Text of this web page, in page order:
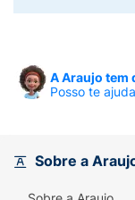
ajudam a
Histórias
de pessoas
Com mais
"Pare de Se
A Araujo tem
Posso te
Sobre a